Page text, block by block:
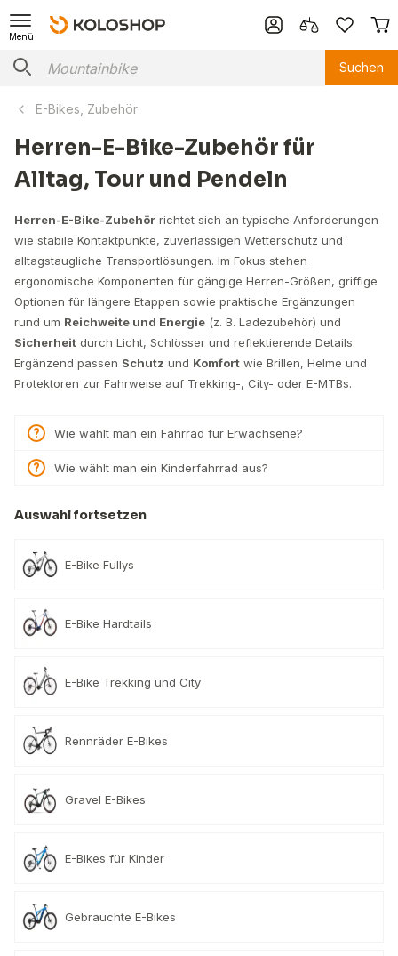
Menü
Suchen
E-Bikes, Zubehör
Herren-E-Bike-Zubehör für
Alltag, Tour und Pendeln
Herren-E-Bike-Zubehör richtet sich an typische Anforderungen
wie stabile Kontaktpunkte, zuverlässigen Wetterschutz und
alltagstaugliche Transportlösungen. Im Fokus stehen
ergonomische Komponenten für gängige Herren-Größen, griffige
Optionen für längere Etappen sowie praktische Ergänzungen
rund um Reichweite und Energie (z. B. Ladezubehör) und
Sicherheit durch Licht, Schlösser und reflektierende Details.
Ergänzend passen Schutz und Komfort wie Brillen, Helme und
Protektoren zur Fahrweise auf Trekking-, City- oder E-MTBs.
Wie wählt man ein Fahrrad für Erwachsene?
Wie wählt man ein Kinderfahrrad aus?
Auswahl fortsetzen
E-Bike Fullys
E-Bike Hardtails
E-Bike Trekking und City
Rennräder E-Bikes
Gravel E-Bikes
E-Bikes für Kinder
Gebrauchte E-Bikes